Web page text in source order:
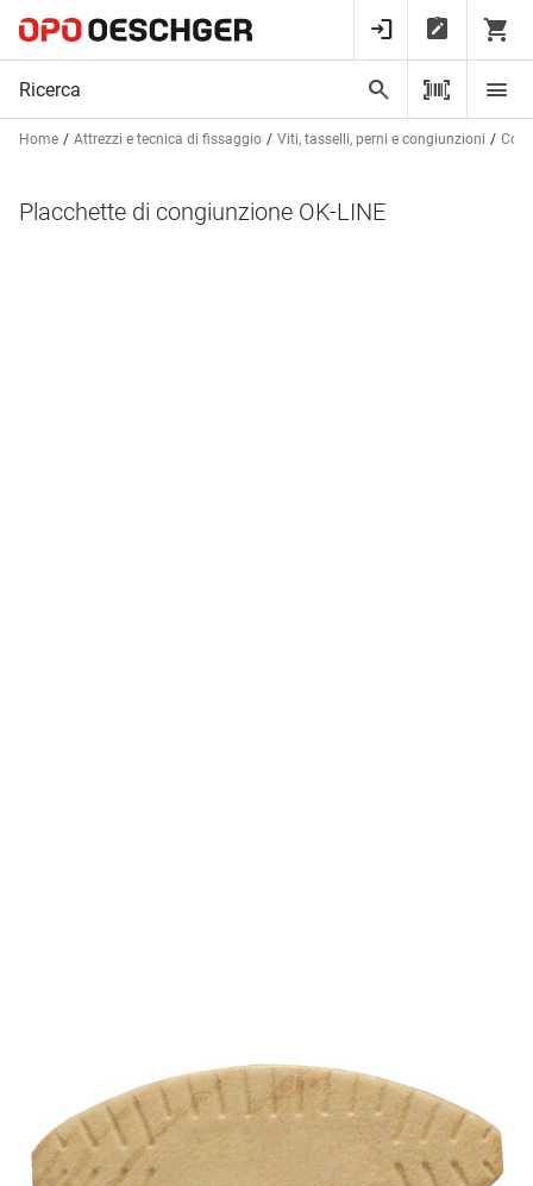
Home Attrezzi e tecnica di fissaggio Viti, tasselli, perni e congiunzioni
Placchette di congiunzione OK-LINE